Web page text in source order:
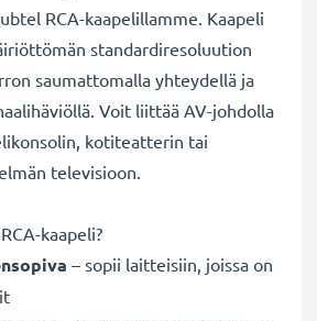
RCA-kaapelillamme. Kaapeli
standardiresoluution
saumattomalla yhteydellä ja
Voit liittää AV-johdolla
kotiteatterin tai
televisioon.
kaapeli?
– sopii laitteisiin, joissa on